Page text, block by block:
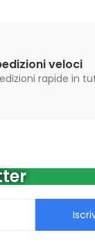
veloci
rapide in